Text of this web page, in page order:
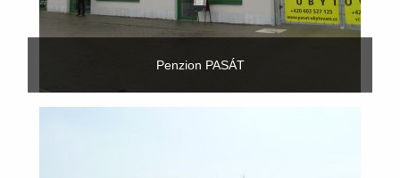
Penzion PASÁT